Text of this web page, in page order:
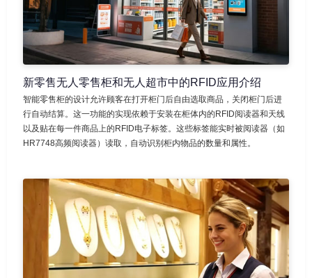
新零售无人零售柜和无人超市中的RFID应用介绍
智能零售柜的设计允许顾客在打开柜门后自由选取商品，关闭柜门后进
行自动结算。这一功能的实现依赖于安装在柜体内的RFID阅读器和天线
以及贴在每一件商品上的RFID电子标签。这些标签能实时被阅读器（如
HR7748高频阅读器）读取，自动识别柜内物品的数量和属性。